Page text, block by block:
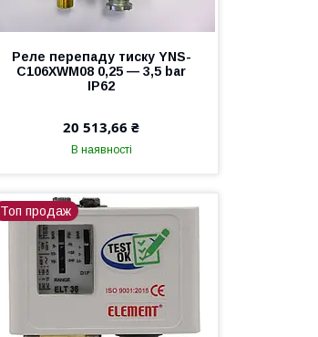
Реле перепаду тиску YNS-
C106XWM08 0,25 — 3,5 bar
IP62
20 513,66 ₴
В наявності
Топ продаж